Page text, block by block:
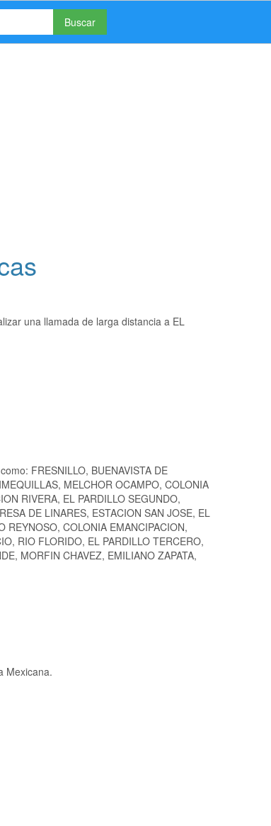
Buscar
una llamada de larga distancia a EL
como: FRESNILLO, BUENAVISTA DE
MELCHOR OCAMPO, COLONIA
RIVERA, EL PARDILLO SEGUNDO,
DE LINARES, ESTACION SAN JOSE, EL
REYNOSO, COLONIA EMANCIPACION,
RIO FLORIDO, EL PARDILLO TERCERO,
MORFIN CHAVEZ, EMILIANO ZAPATA,
Mexicana.